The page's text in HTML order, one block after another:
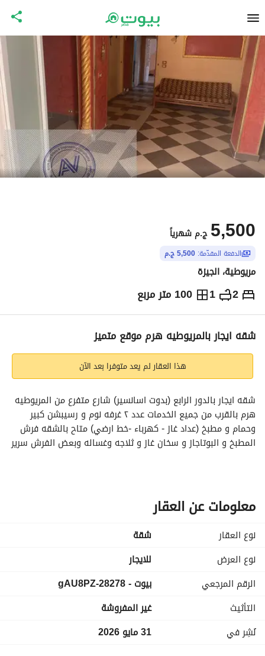
ج.م 5,500 شهرياً
الدفعة المقدّمة: 5,500 ج.م
مريوطية، الجيزة
2
1 100 متر مربع ج.م5,500 شهرياً
الاماكن القريبة
شقه ايجار بالمريوطيه هرم موقع متميز
هذا العقار لم يعد متوفرا بعد الآن
معلومات عن العقار
نوع العقار
شقة
نوع العرض
للايجار
الرقم المرجعي
بيوت - 28278-gAU8PZ
التأثيث
غير المفروشة
نُشِر في
31 مايو 2026